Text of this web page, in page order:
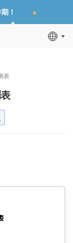
！
表